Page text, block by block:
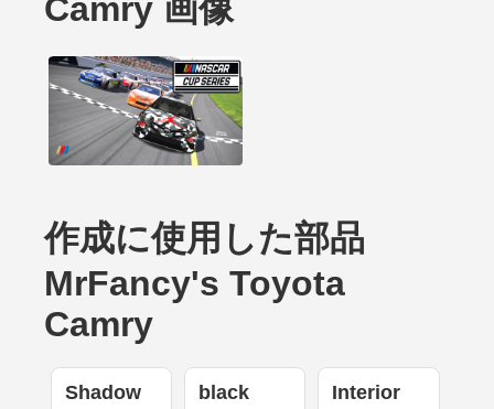
Camry 画像
作成に使用した部品
MrFancy's Toyota
Camry
Shadow black Interior